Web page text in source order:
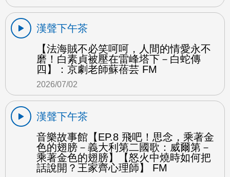
漢聲下午茶
【法海賊不必笑呵呵，人間的情愛永不
磨！白素貞被壓在雷峰塔下－白蛇傳
四】：京劇老師蘇蓓芸 FM
2026/07/02
漢聲下午茶
音樂故事館【EP.8 飛吧！思念，乘著金
色的翅膀－義大利第二國歌：威爾第－
乘著金色的翅膀】【怒火中燒時如何把
話說開？王家齊心理師】 FM